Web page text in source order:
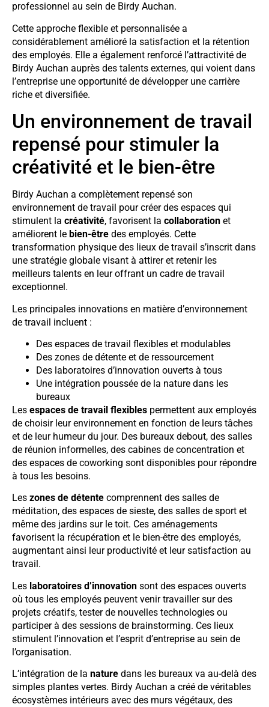
professionnel au sein de Birdy Auchan.
Cette approche flexible et personnalisée a
considérablement amélioré la satisfaction et la rétention
des employés. Elle a également renforcé l’attractivité de
Birdy Auchan auprès des talents externes, qui voient dans
l’entreprise une opportunité de développer une carrière
riche et diversifiée.
Un environnement de travail
repensé pour stimuler la
créativité et le bien-être
Birdy Auchan a complètement repensé son
environnement de travail pour créer des espaces qui
stimulent la créativité, favorisent la collaboration et
améliorent le bien-être des employés. Cette
transformation physique des lieux de travail s’inscrit dans
une stratégie globale visant à attirer et retenir les
meilleurs talents en leur offrant un cadre de travail
exceptionnel.
Les principales innovations en matière d’environnement
de travail incluent :
Des espaces de travail flexibles et modulables
Des zones de détente et de ressourcement
Des laboratoires d’innovation ouverts à tous
Une intégration poussée de la nature dans les
bureaux
Les espaces de travail flexibles permettent aux employés
de choisir leur environnement en fonction de leurs tâches
et de leur humeur du jour. Des bureaux debout, des salles
de réunion informelles, des cabines de concentration et
des espaces de coworking sont disponibles pour répondre
à tous les besoins.
Les zones de détente comprennent des salles de
méditation, des espaces de sieste, des salles de sport et
même des jardins sur le toit. Ces aménagements
favorisent la récupération et le bien-être des employés,
augmentant ainsi leur productivité et leur satisfaction au
travail.
Les laboratoires d’innovation sont des espaces ouverts
où tous les employés peuvent venir travailler sur des
projets créatifs, tester de nouvelles technologies ou
participer à des sessions de brainstorming. Ces lieux
stimulent l’innovation et l’esprit d’entreprise au sein de
l’organisation.
L’intégration de la nature dans les bureaux va au-delà des
simples plantes vertes. Birdy Auchan a créé de véritables
écosystèmes intérieurs avec des murs végétaux, des